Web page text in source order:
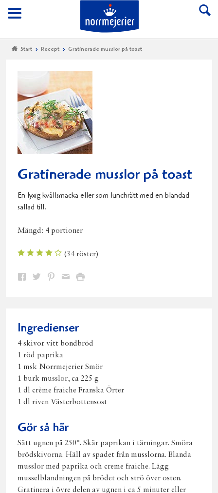
Meny
Till Norrmejerier
Start Recept Gratinerade musslor på toast
Gratinerade musslor på toast
En lyxig kvällsmacka eller som lunchrätt med en blandad
sallad till.
Mängd: 4 portioner
(34 röster)
Dela Dela Dela DelaSkriv
Ingredienser
4 skivor vitt bondbröd
1 röd paprika
1 msk Norrmejerier Smör
1 burk musslor, ca 225 g
1 dl crème fraiche Franska Örter
1 dl riven Västerbottensost
Gör så här
Sätt ugnen på 250°. Skär paprikan i tärningar. Smöra
brödskivorna. Häll av spadet från musslorna. Blanda
musslor med paprika och creme fraiche. Lägg
musselblandningen på brödet och strö över osten.
Gratinera i övre delen av ugnen i ca 5 minuter eller